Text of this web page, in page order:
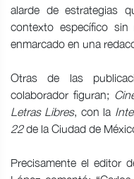
alarde de estrategias
contexto específico sin
enmarcado en una
Otras de las
colaborador figuran;
Letras Libres, con la
22de la Ciudad de
Precisamente el editor